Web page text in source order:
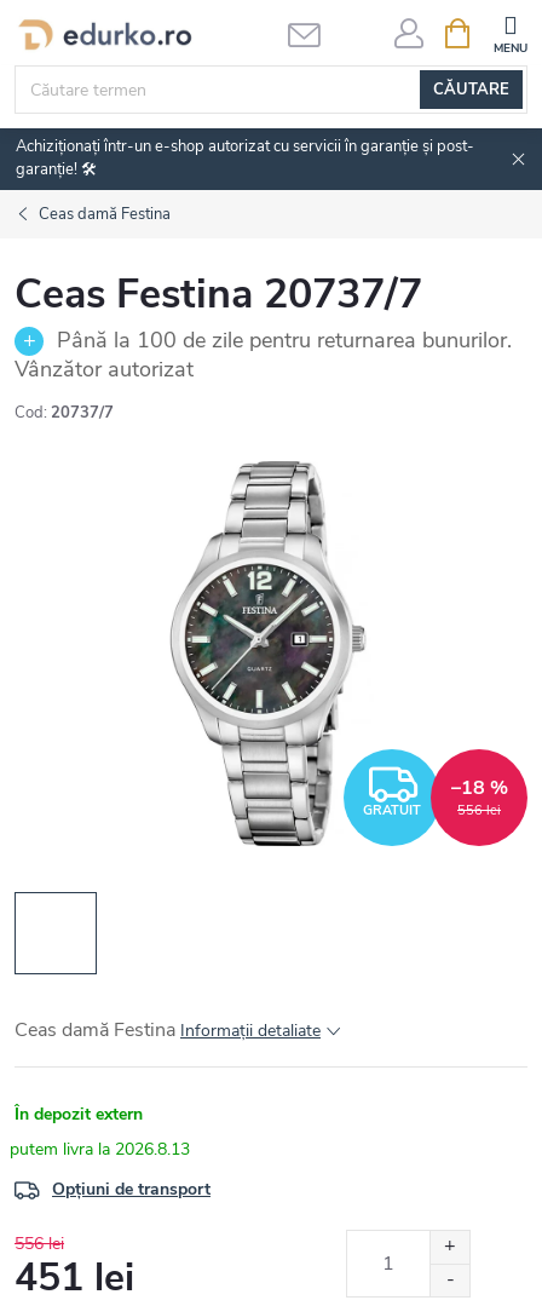
Treci
conținut
CĂUTARE
DE
Achiziționați într-un e-shop autorizat cu servicii în garanție și post-
garanție! 🛠️
Ceas damă Festina
Ceas Festina 20737/7
Până la 100 de zile pentru returnarea bunurilor.
Vânzător autorizat
Cod: 20737/7
GRATUIT 556 lei
–18 %
Ceas damă Festina Informaţii detaliate
În depozit extern
2026.8.13
Opțiuni de transport
556 lei
451 lei